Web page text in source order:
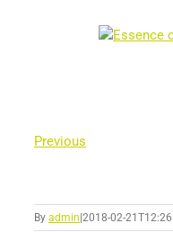
Previous
By admin 2018-02-